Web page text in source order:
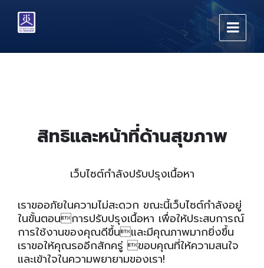
content
main
footer
สิทธิและหน้าที่ด้านสุขภาพ
เว็บไซต์กำลังปรับปรุงเนื้อหา
เราขออภัยในความไม่สะดวก ขณะนี้เว็บไซต์กำลังอยู่
ในขั้นตอนการปรับปรุงเนื้อหา เพื่อให้ประสบการณ์
การใช้งานของคุณดีขึ้นและมีคุณภาพมากยิ่งขึ้น
เราขอให้คุณรออีกสักครู่ ขอบคุณที่ให้ความสนใจ
และเข้าใจในความพยายามของเรา!